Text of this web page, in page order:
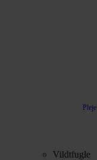
Pleje
Vildtfugle